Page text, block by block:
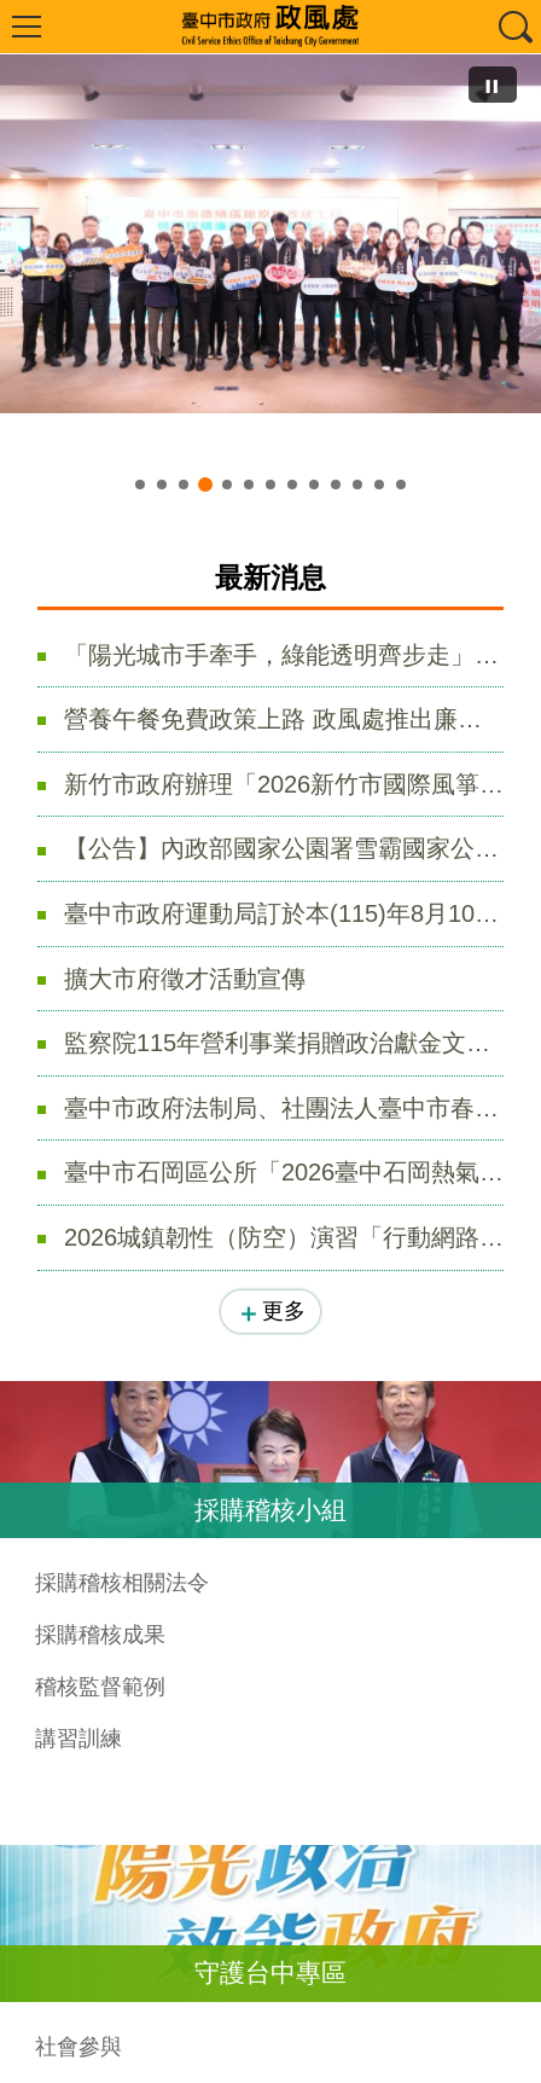
台中崇德殯儀館426億改建工程啟動廉政平台-確保工程透明-服務不中斷
最新消息
「陽光城市手牽手，綠能透明齊步走」廉政宣導動畫，邀您一起守護廉潔
營養午餐免費政策上路 政風處推出廉政宣導雙工具 守護學童食安
新竹市政府辦理「2026新竹市國際風箏節」活動資訊
【公告】內政部國家公園署雪霸國家公園管理處辦理「雪霸國家公園計畫（第四次通盤檢討）」草案公開展覽及說明會
臺中市政府運動局訂於本(115)年8月10日起遷移至新址公告
擴大市府徵才活動宣傳
監察院115年營利事業捐贈政治獻金文宣（主題：陽光下的約定：政治獻金法）
臺中市政府法制局、社團法人臺中市春天女性成長協會及壹元書院共同辦理之「新住民法律生活通」活動
臺中市石岡區公所「2026臺中石岡熱氣球嘉年華」活動資訊
2026城鎮韌性（防空）演習「行動網路降速」演練宣導
更多
採購稽核小組
採購稽核相關法令
採購稽核成果
稽核監督範例
講習訓練
守護台中專區
社會參與